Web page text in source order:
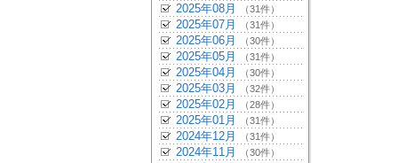
2025年08月 （31件）
2025年07月 （31件）
2025年06月 （30件）
2025年05月 （31件）
2025年04月 （30件）
2025年03月 （32件）
2025年02月 （28件）
2025年01月 （31件）
2024年12月 （31件）
2024年11月 （30件）